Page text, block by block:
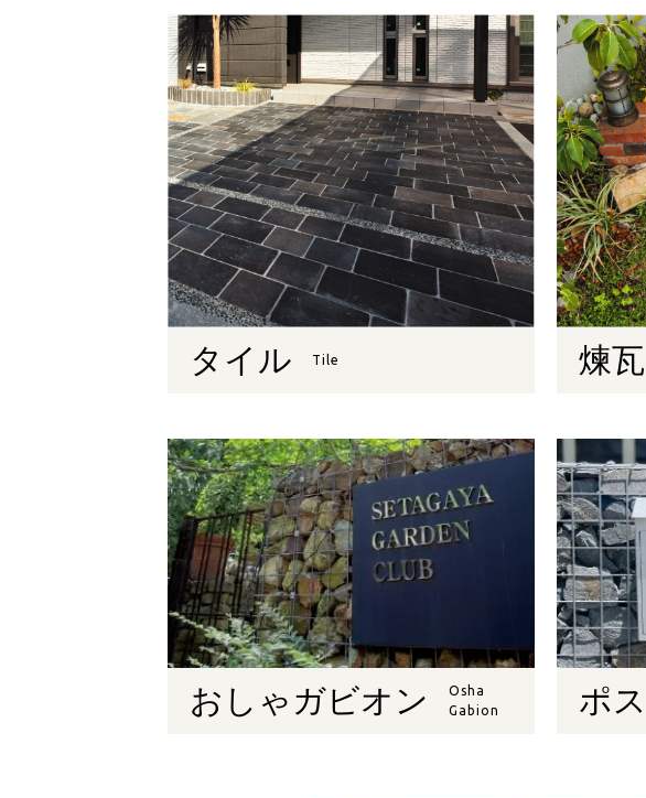
タイル Tile 煉瓦
おしゃガビオン
Osha
Gabion
ポ